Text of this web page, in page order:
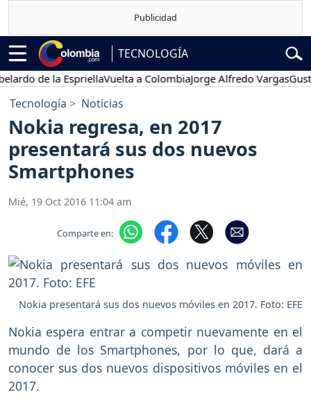
TECNOLOGÍA
de la EspriellaVuelta a ColombiaJorge Alfredo VargasGustavo
Tecnología Noticias
Nokia regresa, en 2017
presentará sus dos nuevos
Smartphones
Mié, 19 Oct 2016 11:04 am
Comparte en:
Nokia presentará sus dos nuevos móviles en 2017. Foto: EFE
Nokia espera entrar a competir nuevamente en el
mundo de los Smartphones, por lo que, dará a
conocer sus dos nuevos dispositivos móviles en el
2017.